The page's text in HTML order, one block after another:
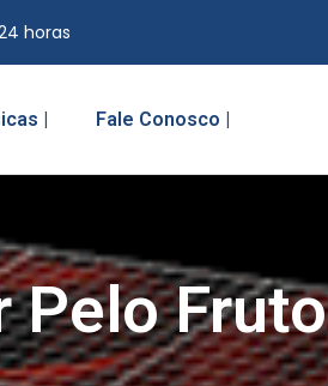
horas
| Fale Conosco |
Pelo Fruto